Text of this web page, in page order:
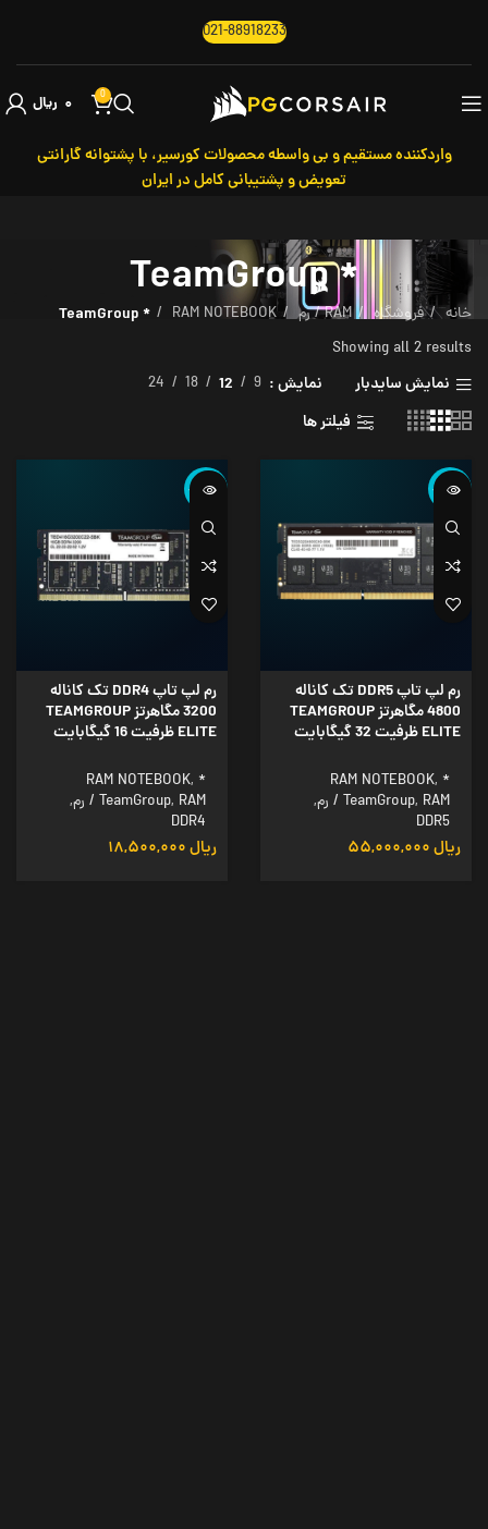
021-88918233
0 ریال
واردکننده مستقیم و بی واسطه محصولات کورسیر، با پشتوانه گارانتی
تعویض و پشتیبانی کامل در ایران
* TeamGroup
خانه فروشگاه RAM / رم RAM NOTEBOOK
* TeamGroup
Showing all 2 results
نمایش سایدبار نمایش 9
12
18
24
فیلتر ها
ناموجود
رم لپ تاپ DDR5 تک کاناله
4800 مگاهرتز TEAMGROUP
ELITE ظرفیت 32 گیگابایت
RAM NOTEBOOK, *
TeamGroup, RAM / رم
,
DDR5
ریال
ناموجود
رم لپ تاپ DDR4 تک کاناله
3200 مگاهرتز TEAMGROUP
ELITE ظرفیت 16 گیگابایت
RAM NOTEBOOK, *
TeamGroup, RAM / رم
,
DDR4
ریال